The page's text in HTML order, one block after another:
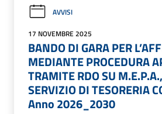
AVVISI
17 NOVEMBRE 2025
BANDO DI GARA PER
MEDIANTE PROCEDURA
TRAMITE RDO SU
SERVIZIO DI TESORERIA
Anno 2026_2030